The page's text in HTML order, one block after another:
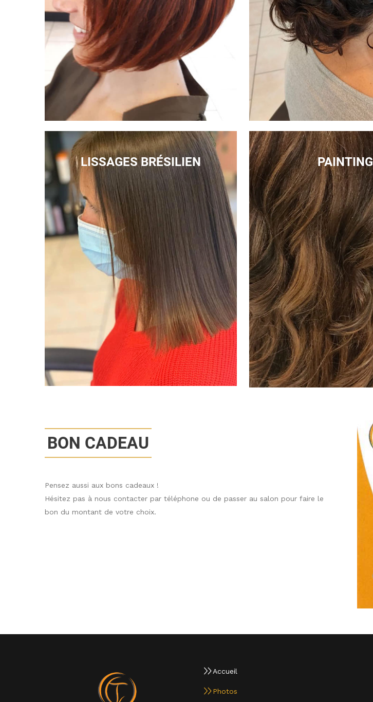
LISSAGES BRÉSILIEN PAINTING
BON CADEAU
Pensez aussi aux bons cadeaux !
Hésitez pas à nous contacter par téléphone ou de passer au salon pour faire le
bon du montant de votre choix.
Accueil
Photos